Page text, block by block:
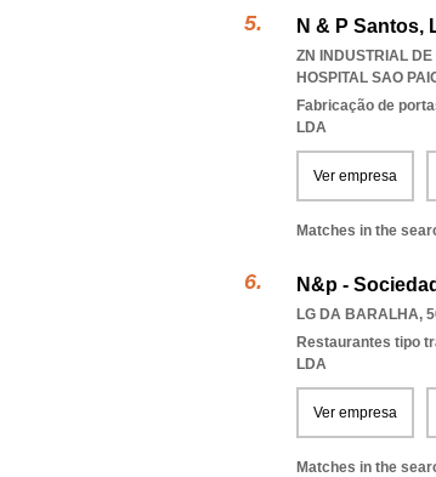
N & P Santos,
ZN INDUSTRIAL
HOSPITAL SAO
Fabricação de
LDA
Ver empresa
Matches in the
N&p -
LG DA BARALHA,
Restaurantes tipo
LDA
Ver empresa
Matches in the